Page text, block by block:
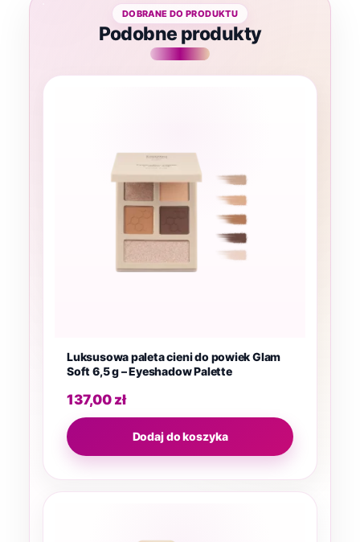
Podobne produkty
Luksusowa paleta cieni do powiek Glam
Soft 6,5 g – Eyeshadow Palette
137,00 zł
Dodaj do koszyka